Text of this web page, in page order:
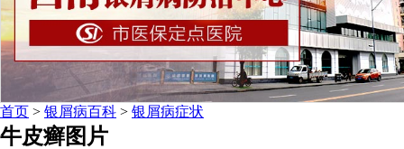
首页 > 银屑病百科 > 银屑病症状
牛皮癣图片